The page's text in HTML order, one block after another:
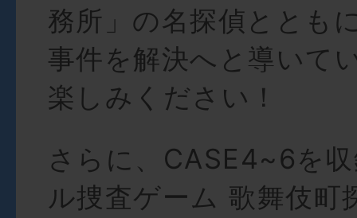
務所」の名探偵ととも
事件を解決へと導いて
楽しみください！
さらに、CASE4~6を
ル捜査ゲーム 歌舞伎町